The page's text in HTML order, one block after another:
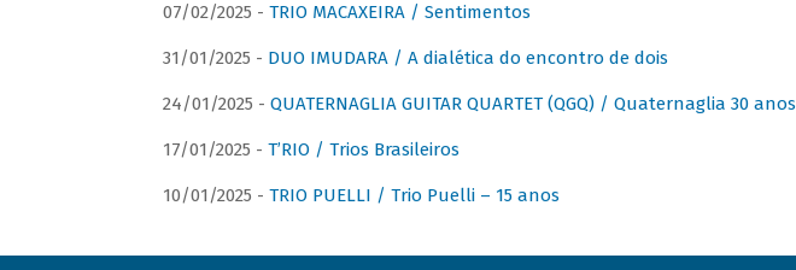
07/02/2025 - TRIO MACAXEIRA / Sentimentos
31/01/2025 - DUO IMUDARA / A dialética do encontro de dois
24/01/2025 - QUATERNAGLIA GUITAR QUARTET (QGQ) / Quaternaglia 30 anos
17/01/2025 - T’RIO / Trios Brasileiros
10/01/2025 - TRIO PUELLI / Trio Puelli – 15 anos